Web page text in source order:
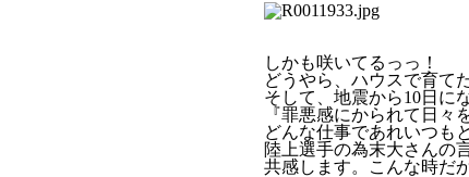
しかも咲いてるっっ！
どうやら、ハウスで育て
そして、地震から10日に
『罪悪感にかられて日々
どんな仕事であれいつも
陸上選手の為末大さんの
共感します。こんな時だ